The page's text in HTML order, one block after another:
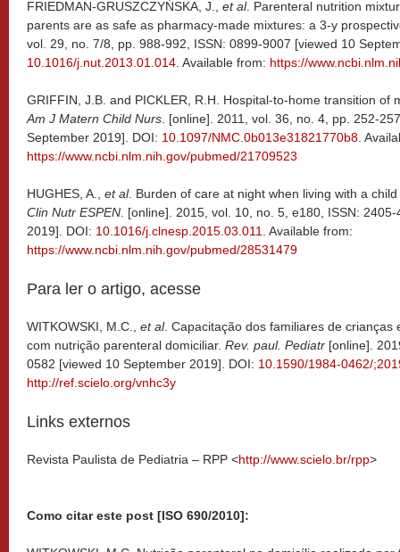
FRIEDMAN-GRUSZCZYŃSKA, J., et al. Parenteral nutrition
parents are as safe as pharmacy-made mixtures: a 3-y
vol. 29, no. 7/8, pp. 988-992, ISSN: 0899-9007 [viewed 10
10.1016/j.nut.2013.01.014 . Available from: https://
GRIFFIN, J.B. and PICKLER, R.H. Hospital-to-home transition of
Am J Matern Child Nurs . [online]. 2011, vol. 36, no. 4, pp. 252-
September 2019]. DOI: 10.1097/NMC.0b013e31821770b8 .
https://www.ncbi.nlm.nih.gov/pubmed/21709523
HUGHES, A., et al. Burden of care at night when living with a
Clin Nutr ESPEN . [online]. 2015, vol. 10, no. 5, e180, ISSN:
2019]. DOI: 10.1016/j.clnesp.2015.03.011
. Available from:
https://www.ncbi.nlm.nih.gov/pubmed/28531479
Para ler o artigo, acesse
WITKOWSKI, M.C., et al. Capacitação dos familiares de crianças
com nutrição parenteral domiciliar. Rev. paul. Pediatr [online].
0582 [viewed 10 September 2019]. DOI: 10.1590/1984-0462/
http://ref.scielo.org/vnhc3y
Links externos
Revista Paulista de Pediatria – RPP <http://www.scielo.br/rpp>
Como citar este post [ISO 690/2010]: